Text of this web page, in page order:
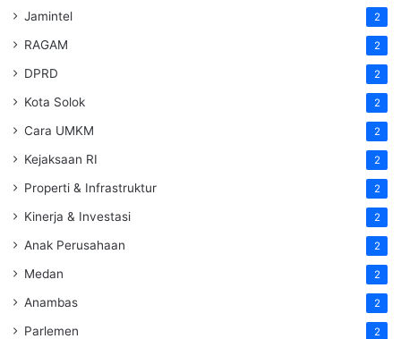
Jamintel 2
RAGAM 2
DPRD 2
Kota Solok 2
Cara UMKM 2
Kejaksaan RI 2
Properti & Infrastruktur 2
Kinerja & Investasi 2
Anak Perusahaan 2
Medan 2
Anambas 2
Parlemen 2